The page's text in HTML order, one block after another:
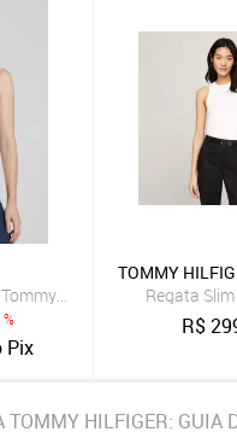
Hilfiger Classic Script
Pix
TOMMY
Regata
R$
TOMMY HILFIGER: GUIA